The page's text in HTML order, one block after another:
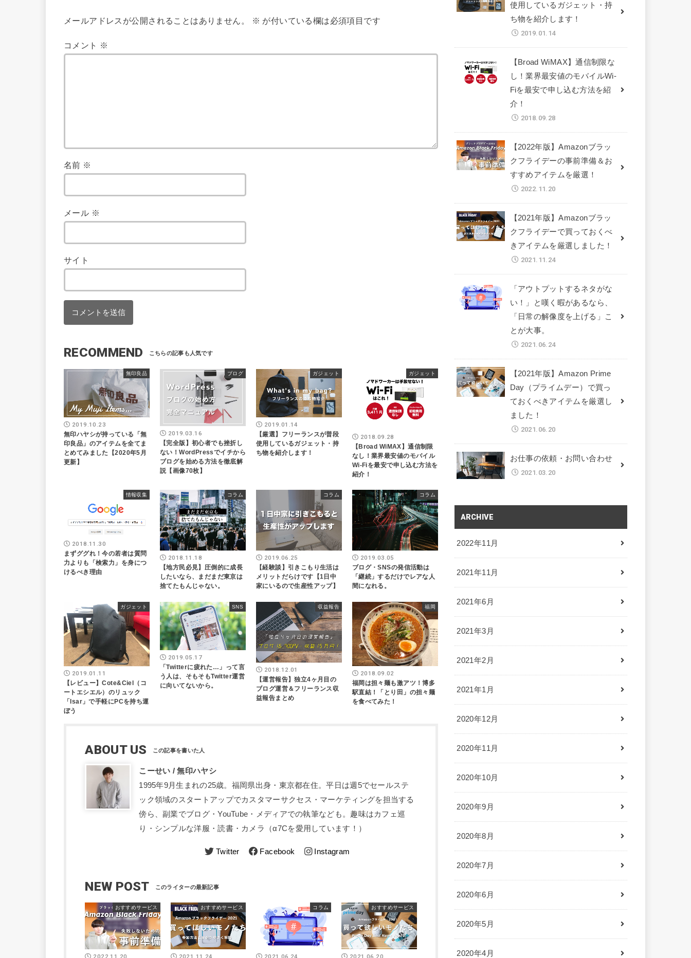
メールアドレスが公開されることはありません。 ※ が付いている欄は必須項目です
コメント ※
名前 ※
メール ※
サイト
RECOMMEND
無印良品
2019.10.23
無印ハヤシが持っている「無
印良品」のアイテムを全てま
とめてみました【2020年5月
更新】
ブログ
2019.03.16
【完全版】初心者でも挫折し
ない！WordPressでイチから
ブログを始める方法を徹底解
説【画像70枚】
ガジェット
2019.01.14
【厳選】フリーランスが普段
使用しているガジェット・持
ち物を紹介します！
ガジェット
2018.09.28
【Broad WiMAX】通信制限
なし！業界最安値のモバイル
Wi-Fiを最安で申し込む方法を
紹介！
情報収集
2018.11.30
まずググれ！今の若者は質問
力よりも「検索力」を身につ
けるべき理由
コラム
2018.11.18
【地方民必見】圧倒的に成長
したいなら、まだまだ東京は
捨てたもんじゃない。
コラム
2019.06.25
【経験談】引きこもり生活は
メリットだらけです【1日中
家にいるので生産性アップ】
コラム
2019.03.05
ブログ・SNSの発信活動は
「継続」するだけでレアな人
間になれる。
ガジェット
2019.01.11
【レビュー】Cote&Ciel（コ
ートエシエル）のリュック
「Isar」で手軽にPCを持ち運
ぼう
SNS
2019.05.17
「Twitterに疲れた…」って言
う人は、そもそもTwitter運営
に向いてないから。
収益報告
2018.12.01
【運営報告】独立4ヶ月目の
ブログ運営＆フリーランス収
益報告まとめ
福岡
2018.09.02
福岡は担々麺も激アツ！博多
駅直結！「とり田」の担々麺
を食べてみた！
ABOUT US
こーせい / 無印ハヤシ
1995年9月生まれの25歳。福岡県出身・東京都在住。平日は週5でセールステ
ック領域のスタートアップでカスタマーサクセス・マーケティングを担当する
傍ら、副業でブログ・YouTube・メディアでの執筆なども。趣味はカフェ巡
り・シンプルな洋服・読書・カメラ（α7Cを愛用しています！）
Twitter Facebook Instagram
NEW POST
おすすめサービス
2022.11.20
おすすめサービス
2021.11.24
コラム
2021.06.24
おすすめサービス
2021.06.20
使用しているガジェット・持
ち物を紹介します！
2019.01.14
【Broad WiMAX】通信制限な
し！業界最安値のモバイルWi-
Fiを最安で申し込む方法を紹
介！
2018.09.28
【2022年版】Amazonブラッ
クフライデーの事前準備＆お
すすめアイテムを厳選！
2022.11.20
【2021年版】Amazonブラッ
クフライデーで買っておくべ
きアイテムを厳選しました！
2021.11.24
「アウトプットするネタがな
い！」と嘆く暇があるなら、
「日常の解像度を上げる」こ
とが大事。
2021.06.24
【2021年版】Amazon Prime
Day（プライムデー）で買っ
ておくべきアイテムを厳選し
ました！
2021.06.20
お仕事の依頼・お問い合わせ
2021.03.20
ARCHIVE
2022年11月
2021年11月
2021年6月
2021年3月
2021年2月
2021年1月
2020年12月
2020年11月
2020年10月
2020年9月
2020年8月
2020年7月
2020年6月
2020年5月
2020年4月